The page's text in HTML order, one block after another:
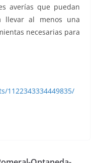
averías que puedan
llevar al menos una
necesarias para
1122343334449835/